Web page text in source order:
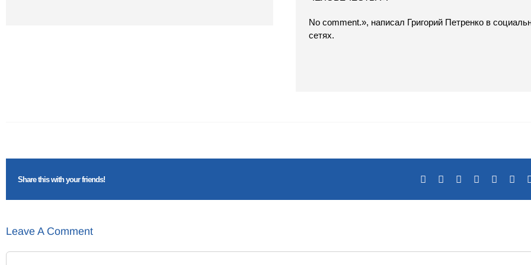
No comment.», написал Григорий Петренко в
сетях.
Share this with your friends! Facebook RedditLinkedIn
Tumblr
Leave A Comment
Comment